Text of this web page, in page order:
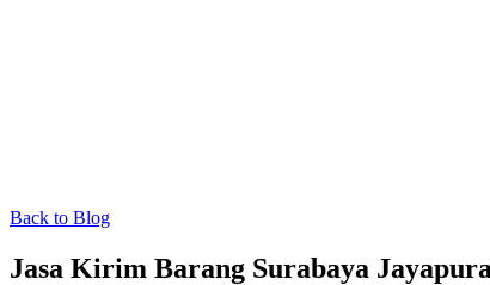
Back to Blog
Jasa Kirim Barang Surabaya